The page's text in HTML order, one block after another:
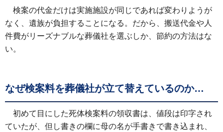
検案の代金だけは実施施設が同じであれば変わりようが
なく、遺族が負担することになる。だから、搬送代金や人
件費がリーズナブルな葬儀社を選ぶしか、節約の方法はな
い。
なぜ検案料を葬儀社が立て替えているのか…
初めて目にした死体検案料の領収書は、値段は印字され
ていたが、但し書きの欄に母の名が手書きで書き込まれ、